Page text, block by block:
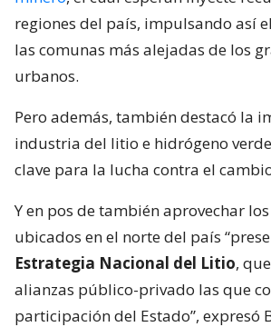
regiones del país, impulsando así
las comunas más alejadas de los
urbanos.
Pero además, también destacó la
industria del litio e hidrógeno
clave para la lucha contra el
Y en pos de también aprovechar
ubicados en el norte del país
Estrategia Nacional del Litio,
alianzas público-privado las que
participación del Estado”, expresó